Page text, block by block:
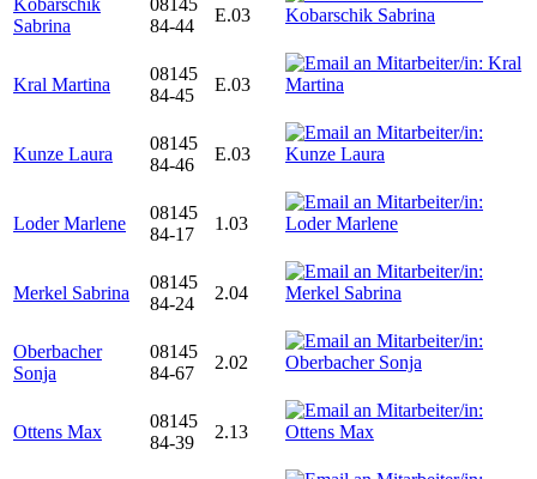
Kobarschik
Sabrina
08145
84-44
E.03
Kral Martina
08145
84-45
E.03
Kunze Laura
08145
84-46
E.03
Loder Marlene
08145
84-17
1.03
Merkel Sabrina
08145
84-24
2.04
Oberbacher
Sonja
08145
84-67
2.02
Ottens Max
08145
84-39
2.13